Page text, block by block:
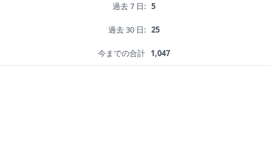
過去 7 日: 5
過去 30 日: 25
今までの合計 1,047